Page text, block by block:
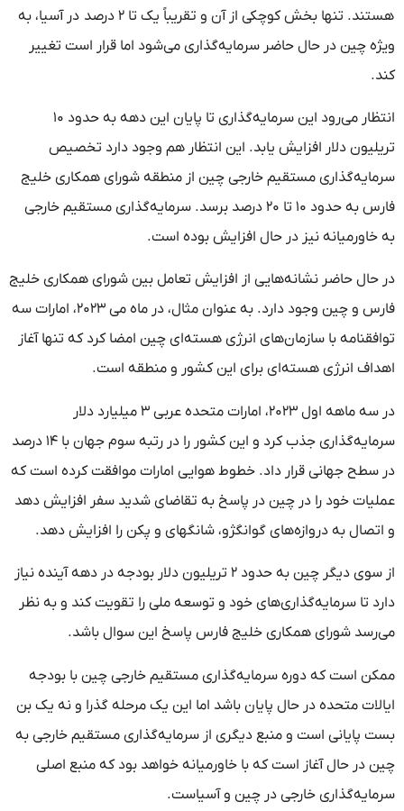
هستند. تنها بخش کوچکی از آن و تقریباً یک تا ۲ درصد در آسیا، به
ویژه چین در حال حاضر سرمایه‌گذاری می‌شود اما قرار است تغییر
کند.
انتظار می‌رود این سرمایه‌گذاری تا پایان این دهه به حدود ۱۰
تریلیون دلار افزایش یابد. این انتظار هم وجود دارد تخصیص
سرمایه‌گذاری مستقیم خارجی چین از منطقه شورای همکاری خلیج
فارس به حدود ۱۰ تا ۲۰ درصد برسد. سرمایه‌گذاری مستقیم خارجی
به خاورمیانه نیز در حال افزایش بوده است.
در حال حاضر نشانه‌هایی از افزایش تعامل بین شورای همکاری خلیج
فارس و چین وجود دارد. به عنوان مثال، در ماه می ۲۰۲۳، امارات سه
توافقنامه با سازمان‌های انرژی هسته‌ای چین امضا کرد که تنها آغاز
اهداف انرژی هسته‌ای برای این کشور و منطقه است.
در سه ماهه اول ۲۰۲۳، امارات متحده عربی ۳ میلیارد دلار
سرمایه‌گذاری جذب کرد و این کشور را در رتبه سوم جهان با ۱۴ درصد
در سطح جهانی قرار داد. خطوط هوایی امارات موافقت کرده است که
عملیات خود را در چین در پاسخ به تقاضای شدید سفر افزایش دهد
و اتصال به دروازه‌های گوانگژو، شانگهای و پکن را افزایش دهد.
از سوی دیگر چین به حدود ۲ تریلیون دلار بودجه در دهه آینده نیاز
دارد تا سرمایه‌گذاری‌های خود و توسعه ملی را تقویت کند و به نظر
می‌رسد شورای همکاری خلیج فارس پاسخ این سوال باشد.
ممکن است که دوره سرمایه‌گذاری مستقیم خارجی چین با بودجه
ایالات متحده در حال پایان باشد اما این یک مرحله گذرا و نه یک بن
بست پایانی است و منبع دیگری از سرمایه‌گذاری مستقیم خارجی به
چین در حال آغاز است که با خاورمیانه خواهد بود که منبع اصلی
سرمایه‌گذاری خارجی در چین و آسیاست.